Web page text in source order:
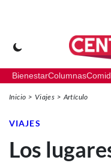
BienestarColumnas
Inicio Viajes Artículo
VIAJES
Los